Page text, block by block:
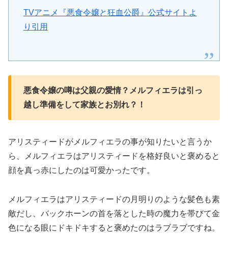
TVアニメ『悪食令嬢と狂血公爵』公式サイトよ
り引用
悪食令嬢の噂は父親の愛情？メルフィエラは引っ
越し準備をして家族とお別れ？！
アリスティードがメルフィエラの事が知りたいと言うか
ら、メルフィエラはアリスティードを格好良いと褒めると
顔を真っ赤にしたのは可愛かったです。
メルフィエラはアリスティードの月明りのような髪色も素
敵だし、バックホーンの首を落とした時の魔力を帯びて金
色になる眼にドキドキすると褒めたのはラブラブですね。